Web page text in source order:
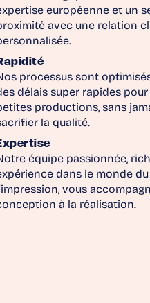
européenne et un
avec une relation
processus sont
délais super rapides pour
productions, sans
la qualité.
équipe passionnée,
dans le monde
vous
à la réalisation.